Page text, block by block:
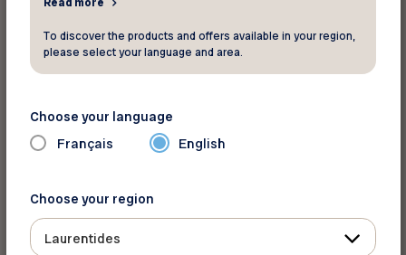
Alternatives aux produits chimiques
Découvrez les méthodes de contrôle
écologiques des ravageurs
Découvrez les engrais naturels
Limiter la consommation d’eau
Read more
To discover the products and offers available in your region,
please select your language and area.
Choose your language
Français English
Choose your region
Laurentides